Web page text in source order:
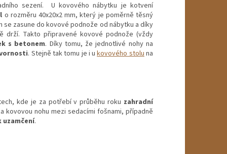
sezení. U kovového nábytku je kotvení
o rozměru 40x20x2 mm, který je poměrně těsný
se zasune do kovové podnože od nábytku a díky
drží. Takto připravené kovové podnože (vždy
s betonem. Díky tomu, že jednotlivé nohy na
. Stejně tak tomu je i ukovového stoluna
kde je za potřebí v průběhu roku zahradní
nohu mezi sedacími fošnami, případně
uzamčení.